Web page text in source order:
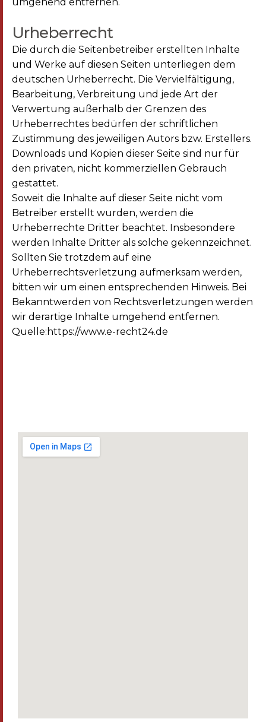
Urheberrecht
Die durch die Seitenbetreiber erstellten Inhalte
und Werke auf diesen Seiten unterliegen dem
deutschen Urheberrecht. Die Vervielfältigung,
Bearbeitung, Verbreitung und jede Art der
Verwertung außerhalb der Grenzen des
Urheberrechtes bedürfen der schriftlichen
Zustimmung des jeweiligen Autors bzw. Erstellers.
Downloads und Kopien dieser Seite sind nur für
den privaten, nicht kommerziellen Gebrauch
gestattet.
Soweit die Inhalte auf dieser Seite nicht vom
Betreiber erstellt wurden, werden die
Urheberrechte Dritter beachtet. Insbesondere
werden Inhalte Dritter als solche gekennzeichnet.
Sollten Sie trotzdem auf eine
Urheberrechtsverletzung aufmerksam werden,
bitten wir um einen entsprechenden Hinweis. Bei
Bekanntwerden von Rechtsverletzungen werden
wir derartige Inhalte umgehend entfernen.
Quelle: https://www.e-recht24.de